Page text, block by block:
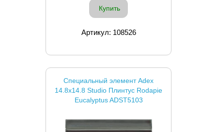
Купить
Артикул: 108526
Специальный элемент Adex
14.8x14.8 Studio Плинтус Rodapie
Eucalyptus ADST5103